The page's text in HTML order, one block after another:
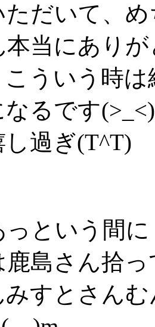
ただいて、
当にあり
ういう時
るです(>_<)
し過ぎ(T^T)
っという間
鹿島さん拾
すとさん